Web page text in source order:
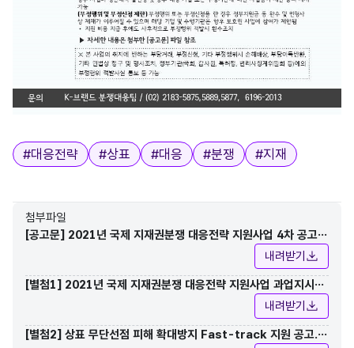
태그
#대응전략 #상표 #대응 #분쟁 #지재
첨부파일
[공고문] 2021년 국제 지재권분쟁 대응전략 지원사업 4차 공고
내려받기
[별첨1] 2021년 국제 지재권분쟁 대응전략 지원사업 과업지시서
내려받기
[별첨2] 상표 무단선점 피해 확대방지 Fast-track 지원 공고.h